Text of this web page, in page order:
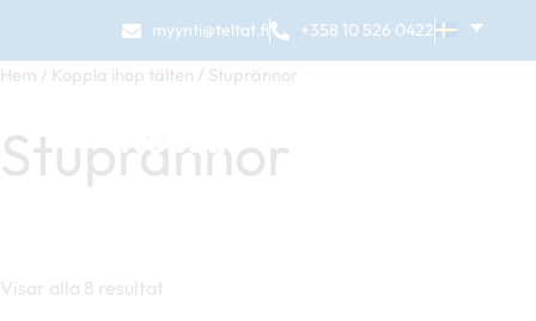
innehåll
myynti@teltat.fi +358 10 526 0422
Hem / Koppla ihop tälten / Stuprännor
Stuprännor
Visar alla 8 resultat